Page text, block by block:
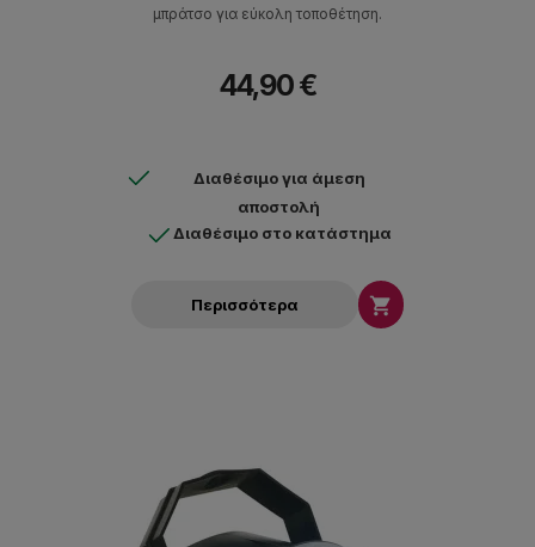
μπράτσο για εύκολη τοποθέτηση.
44,90 €
Διαθέσιμο για άμεση
αποστολή
Διαθέσιμο στο κατάστημα
Περισσότερα 